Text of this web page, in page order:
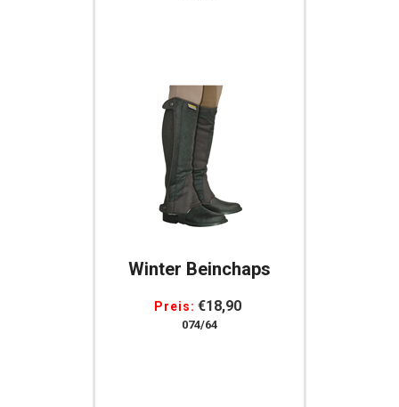
Winter Beinchaps
Preis: €18,90
074/64